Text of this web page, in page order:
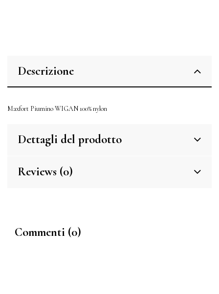
Descrizione
Maxfort Piumino WIGAN 100% nylon
Dettagli del prodotto
Reviews (0)
Commenti (0)